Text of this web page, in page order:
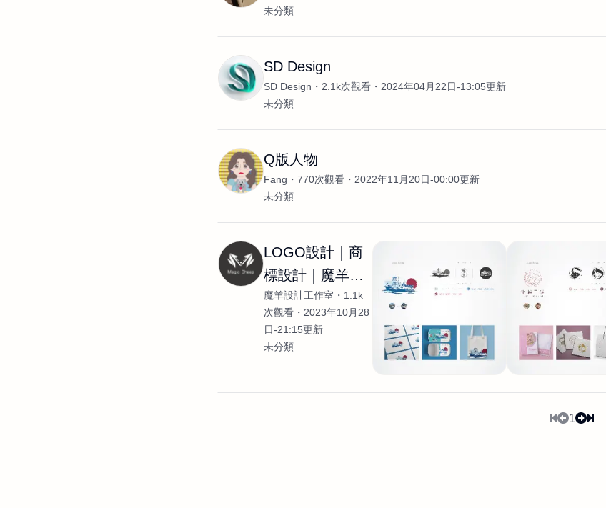
未分類
SD Design
SD Design 2.1k次觀看
2024年04月22日-13:05更新
未分類
Q版人物
Fang 770次觀看
2022年11月20日-00:00更新
未分類
LOGO設計｜商
標設計｜魔羊設
計工作室
魔羊設計工作室
1.1k
次觀看
2023年10月28
日-21:15更新
未分類
1